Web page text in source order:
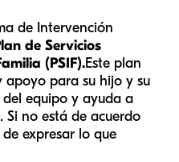
de Intervención
de Servicios
(PSIF).Este plan
apoyo para su hijo y su
equipo y ayuda a
Si no está de acuerdo
expresar lo que